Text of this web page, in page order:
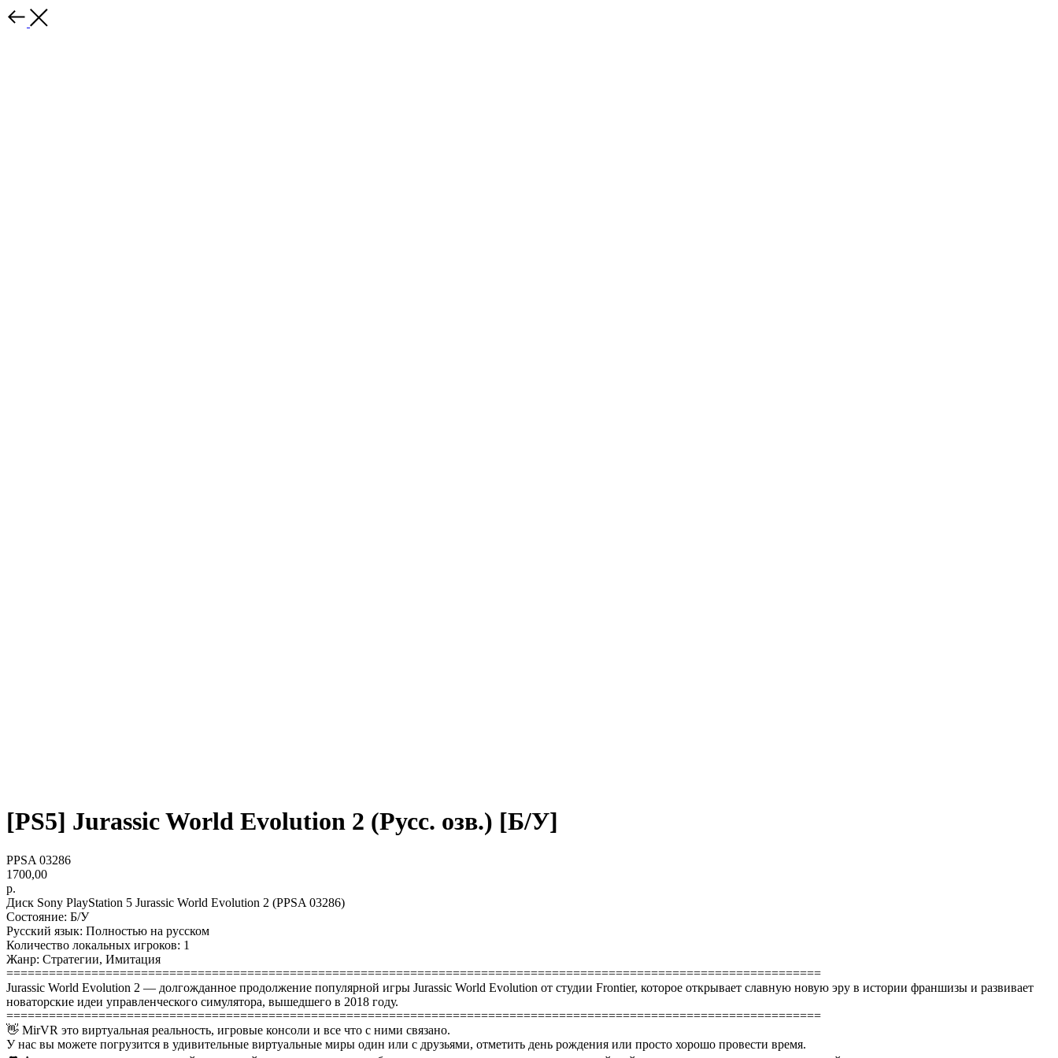
[PS5] Jurassic World Evolution 2 (Русс. озв.) [Б/У]
PPSA 03286
1700,00
р.
Диск Sony PlayStation 5 Jurassic World Evolution 2 (PPSA 03286)
Состояние: Б/У
Русский язык: Полностью на русском
Количество локальных игроков: 1
Жанр: Стратегии, Имитация
===================================================================================================================
Jurassic World Evolution 2 — долгожданное продолжение популярной игры Jurassic World Evolution от студии Frontier, которое открывает славную новую эру в истории франшизы и развивает
новаторские идеи управленческого симулятора, вышедшего в 2018 году.
===================================================================================================================
👋 MirVR это виртуальная реальность, игровые консоли и все что с ними связано.
У нас вы можете погрузится в удивительные виртуальные миры один или с друзьями, отметить день рождения или просто хорошо провести время.